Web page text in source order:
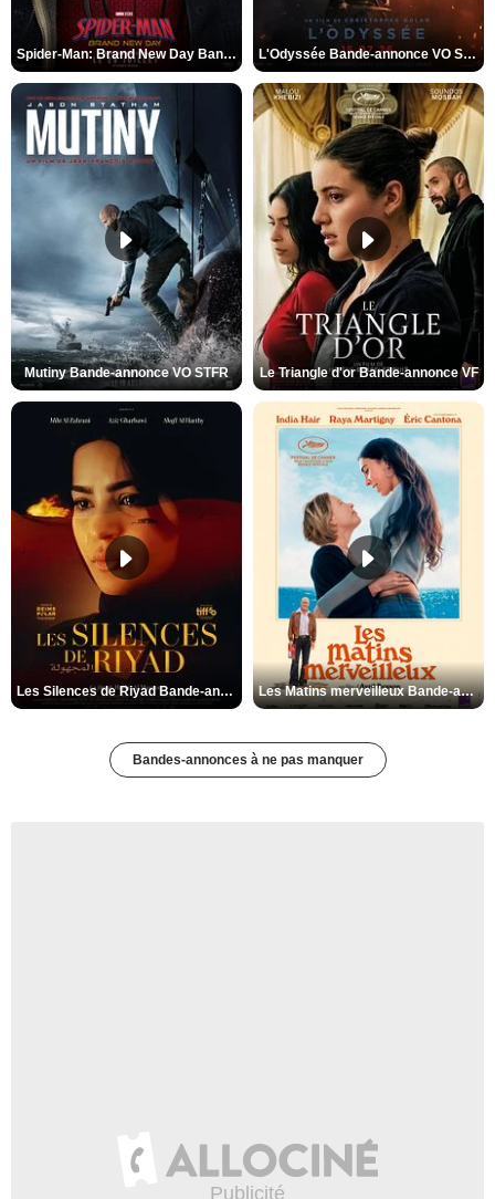
Spider-Man: Brand New Day Bande-annonce VO STFR L'Odyssée Bande-annonce VO STFR
Mutiny Bande-annonce VO STFR Le Triangle d'or Bande-annonce VF
Les Silences de Riyad Bande-annonce VO STFR Les Matins merveilleux Bande-annonce VF
Bandes-annonces à ne pas manquer